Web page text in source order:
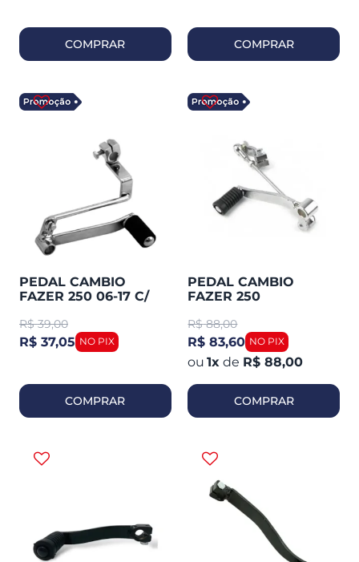
COMPRAR COMPRAR
PEDAL CAMBIO
FAZER 250 06-17 C/
SMARTFOX
R$ 39,00
R$ 37,05
COMPRAR
PEDAL CAMBIO
FAZER 250
CROMADO (COMETA
0044)
R$ 88,00
R$ 83,60
1x de R$ 88,00
COMPRAR